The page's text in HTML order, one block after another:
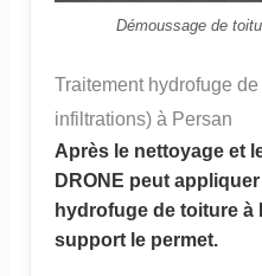
Démoussage de
Traitement hydrofuge
infiltrations) à Persan
Après le nettoyage et
DRONE peut
hydrofuge de toiture à
support le permet.